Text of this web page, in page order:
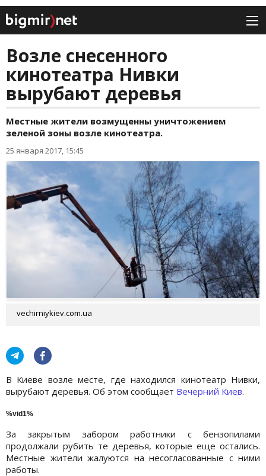
Возле снесенного
кинотеатра Нивки
вырубают деревья
Местные жители возмущенны уничтожением
зеленой зоны возле кинотеатра.
25 января 2017, 15:45
vechirniykiev.com.ua
В Киеве возле месте, где находился кинотеатр Нивки,
вырубают деревья. Об этом сообщает Вечерний Киев.
%vid1%
За закрытым забором работники с бензопилами
продолжали рубить те деревья, которые еще остались.
Местные жители жалуются на несогласованные с ними
работы.